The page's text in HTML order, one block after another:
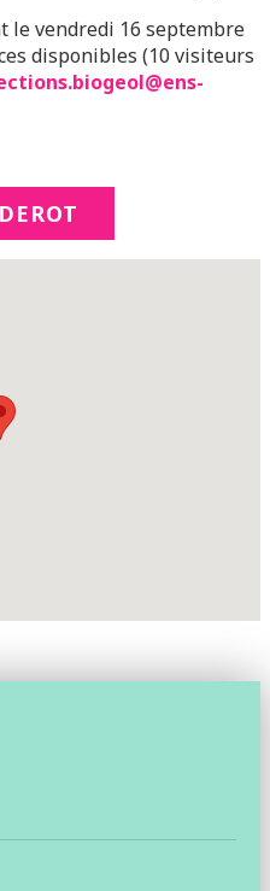
le vendredi 16 septembre
disponibles (10 visiteurs